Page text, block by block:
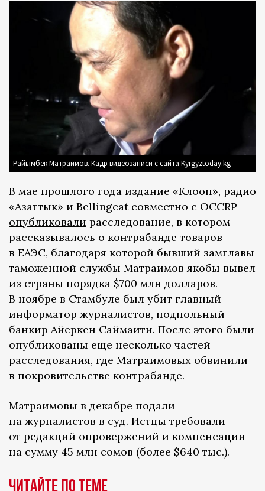
Райымбек Матраимов. Кадр видеозаписи с сайта Kyrgyztoday.kg
В мае прошлого года издание «Клооп», радио
«Азаттык» и Bellingcat совместно с OCCRP
опубликовали расследование, в котором
рассказывалось о контрабанде товаров
в ЕАЭС, благодаря которой бывший замглавы
таможенной службы Матраимов якобы вывел
из страны порядка $700 млн долларов.
В ноябре в Стамбуле был убит главный
информатор журналистов, подпольный
банкир Айеркен Саймаити. После этого были
опубликованы еще несколько частей
расследования, где Матраимовых обвинили
в покровительстве контрабанде.
Матраимовы в декабре подали
на журналистов в суд. Истцы требовали
от редакций опровержений и компенсации
на сумму 45 млн сомов (более $640 тыс.).
ЧИТАЙТЕ ПО ТЕМЕ